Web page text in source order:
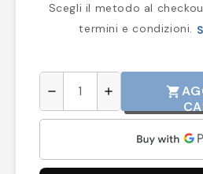
Scegli il metodo al
termini e condizioni.
remove add shopping_cart